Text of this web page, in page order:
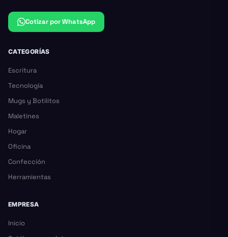
Cotizar por WhatsApp
CATEGORÍAS
Escritura
Tecnología
Mugs y Botilitos
Maletines
Hogar
Oficina
Confección
Herramientas
EMPRESA
Inicio